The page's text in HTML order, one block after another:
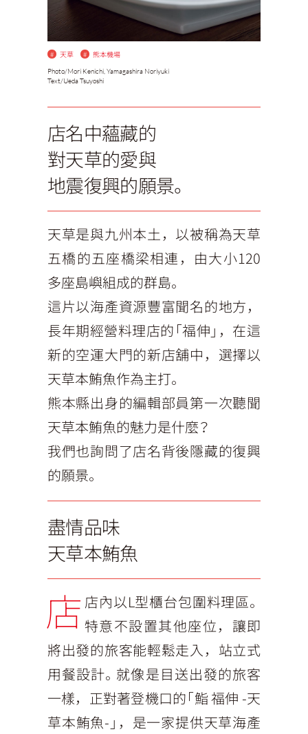
# 天草 # 熊本機場
Photo/Mori Kenichi, Yamagashira Noriyuki
Text/Ueda Tsuyoshi
店名中蘊藏的
對天草的愛與
地震復興的願景。
天草是與九州本土，以被稱為天草
五橋的五座橋梁相連，由大小120
多座島嶼組成的群島。
這片以海產資源豐富聞名的地方，
長年期經營料理店的「福伸」，在這
新的空運大門的新店舖中，選擇以
天草本鮪魚作為主打。
熊本縣出身的編輯部員第一次聽聞
天草本鮪魚的魅力是什麼？
我們也詢問了店名背後隱藏的復興
的願景。
盡情品味
天草本鮪魚
店 店內以L型櫃台包圍料理區。
特意不設置其他座位，讓即
將出發的旅客能輕鬆走入，站立式
用餐設計。就像是目送出發的旅客
一樣，正對著登機口的「鮨 福伸 -天
草本鮪魚-」，是一家提供天草海產